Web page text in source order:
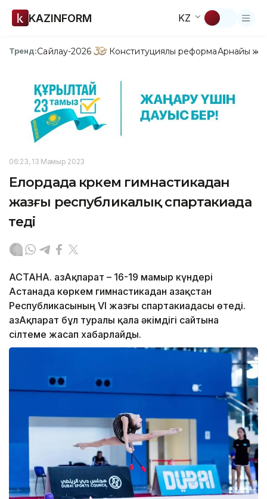
KAZINFORM KZ
Тренд:Сайлау-2026 Конституциялық реформаАрнайы
06:23, 13 Мамыр 2023
Елордада көркем гимнастикадан
жазғы республикалық спартакиада
өтеді
АСТАНА. ҚазАқпарат – 16-19 мамыр күндері
Астанада көркем гимнастикадан Қазақстан
Республикасының VI жазғы спартакиадасы өтеді.
ҚазАқпарат бұл туралы қала әкімдігі сайтына
сілтеме жасап хабарлайды.